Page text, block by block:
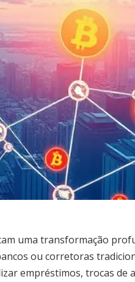
uma transformação
ou corretoras
empréstimos, trocas de